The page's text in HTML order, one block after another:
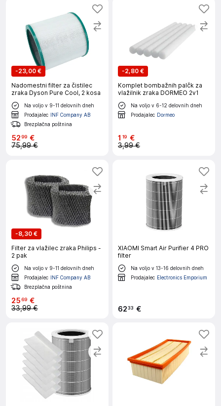
-23,00 €
Nadomestni filter za čistilec
zraka Dyson Pure Cool, 2 kosa
Na voljo v 9-11 delovnih dneh
Prodajalec INF Company AB
Brezplačna poštnina
5299 €
75,99 €
-2,80 €
Komplet bombažnih palčk za
vlažilnik zraka DORMEO 2v1
Na voljo v 6-12 delovnih dneh
Prodajalec Dormeo
1 19 €
3,99 €
-8,30 €
Filter za vlažilec zraka Philips -
2 pak
Na voljo v 9-11 delovnih dneh
Prodajalec INF Company AB
Brezplačna poštnina
2569 €
33,99 €
XIAOMI Smart Air Purifier 4 PRO
filter
Na voljo v 13-16 delovnih dneh
Prodajalec Electronics Emporium
6233 €